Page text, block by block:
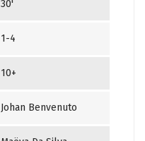
30'
1-4
10+
Johan Benvenuto